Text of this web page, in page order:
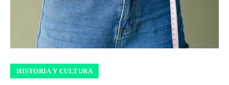
HISTORIA Y CULTURA